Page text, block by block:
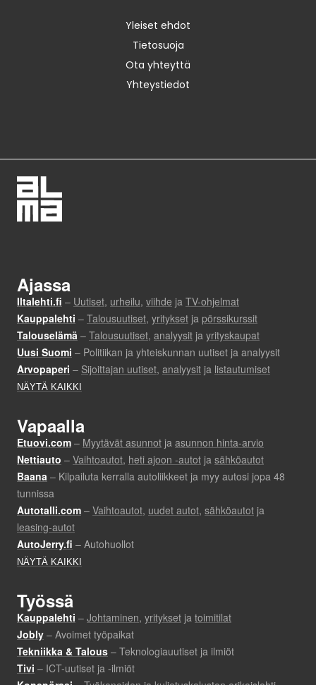
Yleiset ehdot
Tietosuoja
Ota yhteyttä
Yhteystiedot